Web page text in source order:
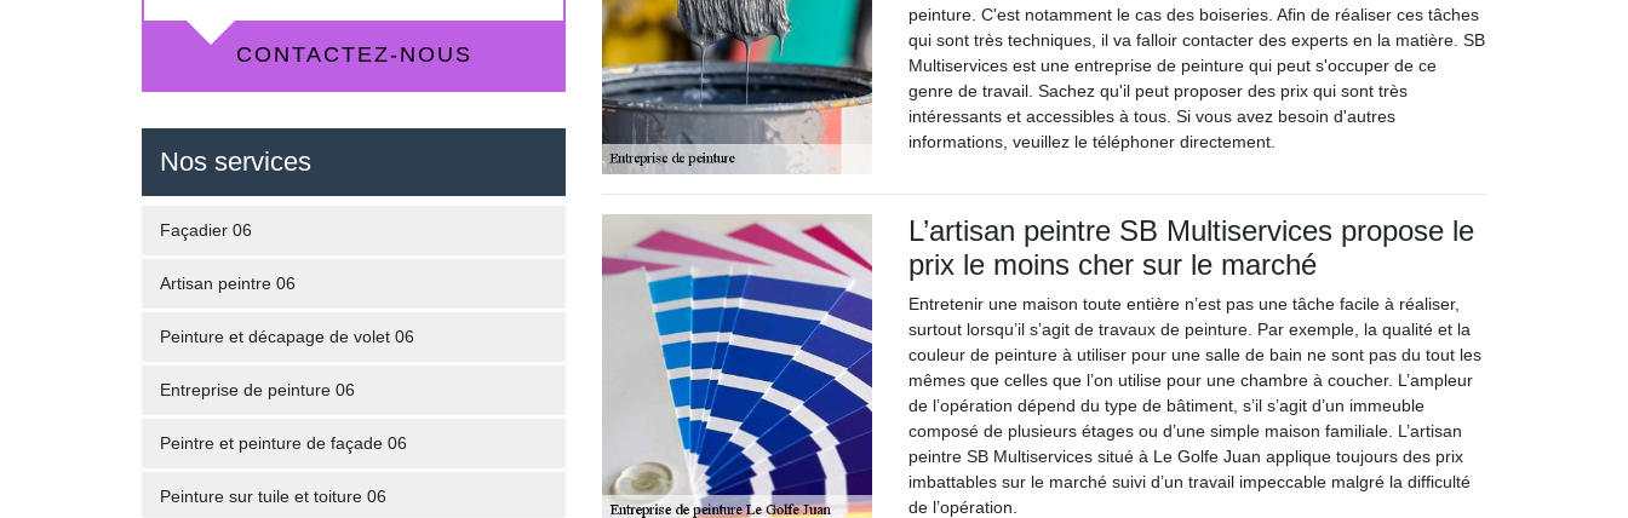
CONTACTEZ-NOUS
Nos services
Façadier 06
Artisan peintre 06
Peinture et décapage de volet 06
Entreprise de peinture 06
Peintre et peinture de façade 06
Peinture sur tuile et toiture 06
peinture. C'est notamment le cas des boiseries. Afin de réaliser ces tâches
qui sont très techniques, il va falloir contacter des experts en la matière. SB
Multiservices est une entreprise de peinture qui peut s'occuper de ce
genre de travail. Sachez qu'il peut proposer des prix qui sont très
intéressants et accessibles à tous. Si vous avez besoin d'autres
informations, veuillez le téléphoner directement.
L’artisan peintre SB Multiservices propose le
prix le moins cher sur le marché
Entretenir une maison toute entière n’est pas une tâche facile à réaliser,
surtout lorsqu’il s’agit de travaux de peinture. Par exemple, la qualité et la
couleur de peinture à utiliser pour une salle de bain ne sont pas du tout les
mêmes que celles que l’on utilise pour une chambre à coucher. L’ampleur
de l’opération dépend du type de bâtiment, s’il s’agit d’un immeuble
composé de plusieurs étages ou d’une simple maison familiale. L’artisan
peintre SB Multiservices situé à Le Golfe Juan applique toujours des prix
imbattables sur le marché suivi d’un travail impeccable malgré la difficulté
de l’opération.